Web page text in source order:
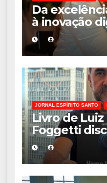
Da
à inovação
trajetória
empresária
JORNAL ESPÍRITO SANTO
Livro de Luiz
Foggetti
desafios de
sociedade
aos 120
realidade